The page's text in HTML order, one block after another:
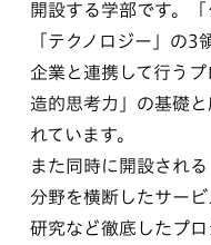
開設する学部です。
「テクノロジー」の3
企業と連携して行う
造的思考力」の基礎
れています。
また同時に開設され
分野を横断したサー
研究など徹底したプ